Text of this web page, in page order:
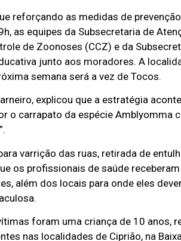
reforçando as medidas de
as equipes da Subsecretaria de
de Zoonoses (CCZ) e da
junto aos moradores. A
semana será a vez de Tocos.
explicou que a estratégia
o carrapato da espécie Amblyomma
varrição das ruas, retirada de
os profissionais de saúde
além dos locais para onde eles
foram uma criança de 10 anos,
nas localidades de Ciprião, na